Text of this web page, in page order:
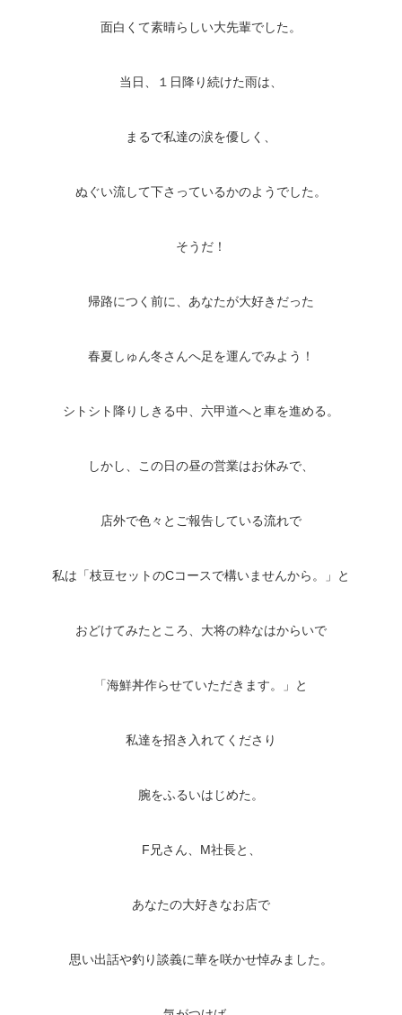
面白くて素晴らしい大先輩でした。
当日、１日降り続けた雨は、
まるで私達の涙を優しく、
ぬぐい流して下さっているかのようでした。
そうだ！
帰路につく前に、あなたが大好きだった
春夏しゅん冬さんへ足を運んでみよう！
シトシト降りしきる中、六甲道へと車を進める。
しかし、この日の昼の営業はお休みで、
店外で色々とご報告している流れで
私は「枝豆セットのCコースで構いませんから。」と
おどけてみたところ、大将の粋なはからいで
「海鮮丼作らせていただきます。」と
私達を招き入れてくださり
腕をふるいはじめた。
F兄さん、M社長と、
あなたの大好きなお店で
思い出話や釣り談義に華を咲かせ悼みました。